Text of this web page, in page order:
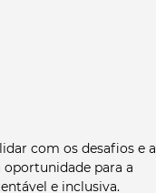
com os desafios e a
para a
e inclusiva.